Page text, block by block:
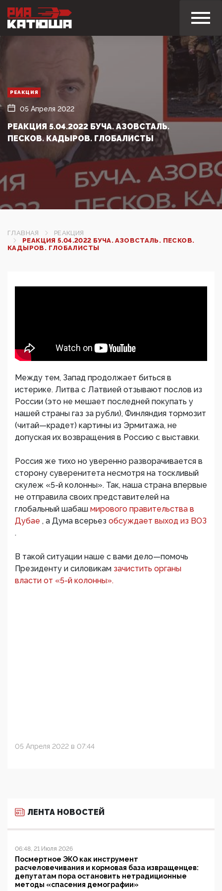
РЕАКЦИЯ
05 Апреля 2022
РЕАКЦИЯ 5.04.2022 БУЧА. АЗОВСТАЛЬ.
ПЕСКОВ. КАДЫРОВ. ГЛОБАЛИСТЫ
ГЛАВНАЯ
РЕАКЦИЯ
РЕАКЦИЯ 5.04.2022 БУЧА. АЗОВСТАЛЬ. ПЕСКОВ.
КАДЫРОВ. ГЛОБАЛИСТЫ
Между тем, Запад продолжает биться в
истерике. Литва с Латвией отзывают послов из
России (это не мешает последней покупать у
нашей страны газ за рубли), Финляндия тормозит
(читай—крадет) картины из Эрмитажа, не
допуская их возвращения в Россию с выставки.
Россия же тихо но уверенно разворачивается в
сторону суверенитета несмотря на тоскливый
скулеж «5-й колонны». Так, наша страна впервые
не отправила своих представителей на
глобальный шабаш мирового правительства в
Дубае , а Дума всерьез обсуждает выход из ВОЗ
.
В такой ситуации наше с вами дело—помочь
Президенту и силовикам зачистить органы
власти от «5-й колонны».
05 Апреля 2022 в 07:44
ЛЕНТА НОВОСТЕЙ
06:48, 21 Июля 2026
Посмертное ЭКО как инструмент
расчеловечивания и кормовая база извращенцев:
депутатам пора остановить нетрадиционные
методы «спасения демографии»